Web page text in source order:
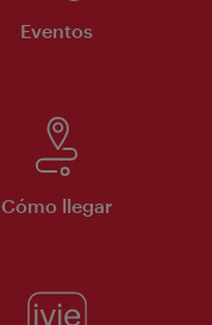
Eventos
Cómo llegar